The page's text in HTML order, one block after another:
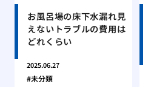
お風呂場の床下水漏れ見
えないトラブルの費用は
どれくらい
2025.06.27
未分類